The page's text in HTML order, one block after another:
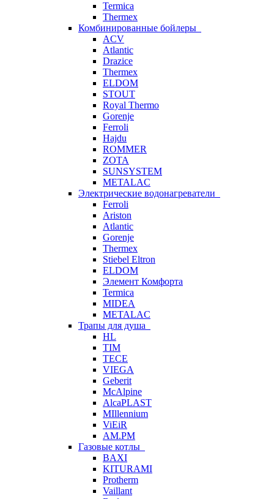
Termica
Thermex
Комбинированные бойлеры
ACV
Atlantic
Drazice
Thermex
ELDOM
STOUT
Royal Thermo
Gorenje
Ferroli
Hajdu
ROMMER
ZOTA
SUNSYSTEM
METALAC
Электрические водонагреватели
Ferroli
Ariston
Atlantic
Gorenje
Thermex
Stiebel Eltron
ELDOM
Элемент Комфорта
Termica
MIDEA
METALAC
Трапы для душа
HL
TIM
TECE
VIEGA
Geberit
McAlpine
AlcaPLAST
MIllennium
ViEiR
AM.PM
Газовые котлы
BAXI
KITURAMI
Protherm
Vaillant